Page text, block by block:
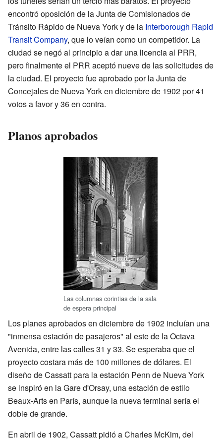
encontró oposición de la Junta de Comisionados de
Tránsito Rápido de Nueva York y de la Interborough Rapid
Transit Company, que lo veían como un competidor. La
ciudad se negó al principio a dar una licencia al PRR,
pero finalmente el PRR aceptó nueve de las solicitudes de
la ciudad. El proyecto fue aprobado por la Junta de
Concejales de Nueva York en diciembre de 1902 por 41
votos a favor y 36 en contra.
Planos aprobados
Las columnas corintias de la sala
de espera principal
Los planes aprobados en diciembre de 1902 incluían una
"inmensa estación de pasajeros" al este de la Octava
Avenida, entre las calles 31 y 33. Se esperaba que el
proyecto costara más de 100 millones de dólares. El
diseño de Cassatt para la estación Penn de Nueva York
se inspiró en la Gare d'Orsay, una estación de estilo
Beaux-Arts en París, aunque la nueva terminal sería el
doble de grande.
En abril de 1902, Cassatt pidió a Charles McKim, del